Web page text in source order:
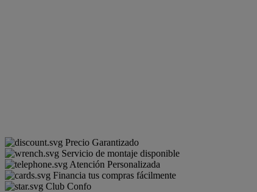
Precio Garantizado
Servicio de montaje disponible
Atención Personalizada
Financia tus compras fácilmente
Club Confo